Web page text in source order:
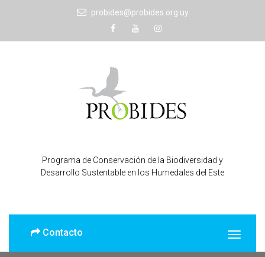
probides@probides.org.uy
Programa de Conservación de la Biodiversidad y
Desarrollo Sustentable en los Humedales del Este
Contacto